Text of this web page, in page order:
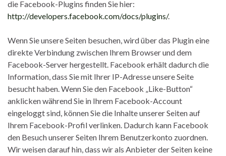
die Facebook-Plugins finden Sie hier:
http://developers.facebook.com/docs/plugins/.
Wenn Sie unsere Seiten besuchen, wird über das Plugin eine
direkte Verbindung zwischen Ihrem Browser und dem
Facebook-Server hergestellt. Facebook erhält dadurch die
Information, dass Sie mit Ihrer IP-Adresse unsere Seite
besucht haben. Wenn Sie den Facebook „Like-Button“
anklicken während Sie in Ihrem Facebook-Account
eingeloggt sind, können Sie die Inhalte unserer Seiten auf
Ihrem Facebook-Profil verlinken. Dadurch kann Facebook
den Besuch unserer Seiten Ihrem Benutzerkonto zuordnen.
Wir weisen darauf hin, dass wir als Anbieter der Seiten keine